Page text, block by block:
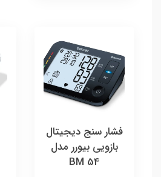
فشار سنج دیجیتال
بازویی بیورر مدل
BM 54